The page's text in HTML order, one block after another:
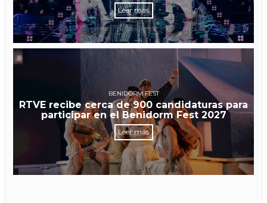
Leer más
BENIDORM FEST
RTVE recibe cerca de 900 candidaturas para
participar en el Benidorm Fest 2027
Leer más